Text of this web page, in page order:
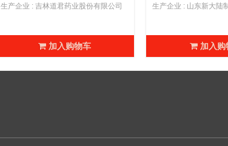
生产企业 : 吉林道君药业股份有限公司
加入购物车
生产企业 : 山东新大陆
加入购